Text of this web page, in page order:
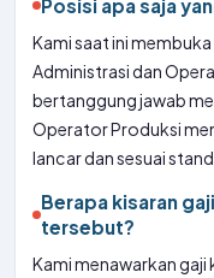
Posisi apa saja
Kami saat ini
Administrasi dan
bertanggung jawab
Operator Produksi
lancar dan sesuai
Berapa kisaran
tersebut?
Kami menawarkan gaji